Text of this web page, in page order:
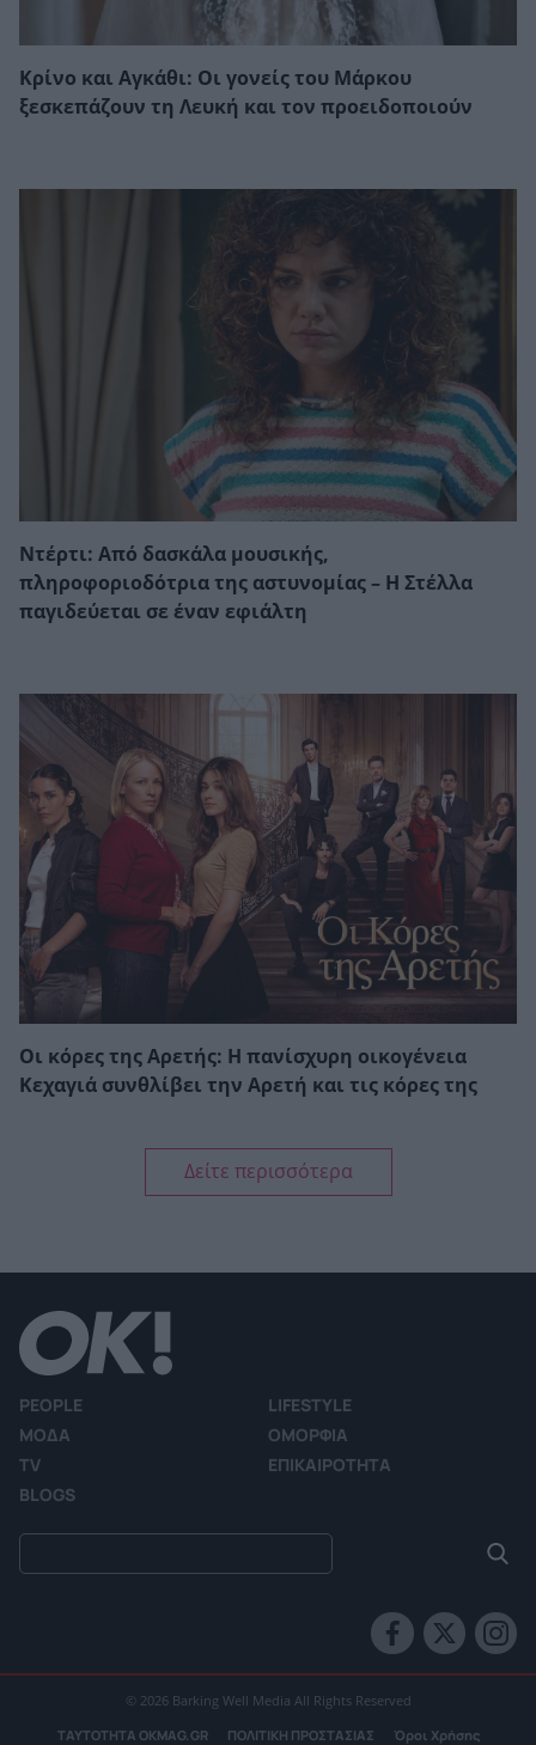
Κρίνο και Αγκάθι: Οι γονείς του Μάρκου
ξεσκεπάζουν τη Λευκή και τον προειδοποιούν
Ντέρτι: Από δασκάλα μουσικής,
πληροφοριοδότρια της αστυνομίας – Η Στέλλα
παγιδεύεται σε έναν εφιάλτη
Οι κόρες της Αρετής: Η πανίσχυρη οικογένεια
Κεχαγιά συνθλίβει την Αρετή και τις κόρες της
Δείτε περισσότερα
PEOPLE
LIFESTYLE
ΜΟΔΑ
ΟΜΟΡΦΙΑ
TV
ΕΠΙΚΑΙΡΟΤΗΤΑ
BLOGS
© 2026 Barking Well Media All Rights Reserved
ΤΑΥΤΟΤΗΤΑ OKMAG.GR ΠΟΛΙΤΙΚΗ ΠΡΟΣΤΑΣΙΑΣ Όροι Χρήσης